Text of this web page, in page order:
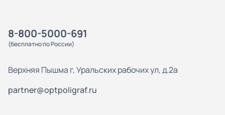
8-800-5000-691
(бесплатно по России)
Верхняя Пышма г, Уральских рабочих ул, д.2а
partner@optpoligraf.ru